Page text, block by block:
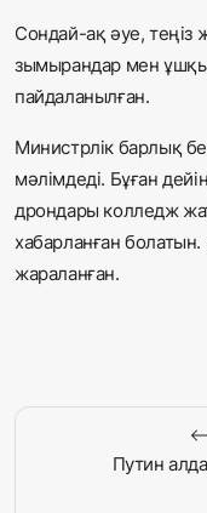
Сондай-ақ әуе, теңіз
зымырандар мен
пайдаланылған.
Министрлік барлық
мәлімдеді. Бұған
дрондары колледж
хабарланған
жараланған.
Путин